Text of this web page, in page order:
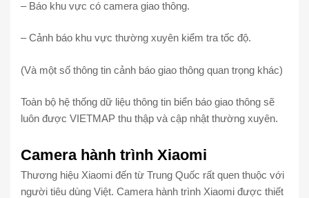
– Báo khu vực có camera giao thông.
– Cảnh báo khu vực thường xuyên kiểm tra tốc độ.
(Và một số thông tin cảnh báo giao thông quan trọng khác)
Toàn bộ hệ thống dữ liệu thông tin biển báo giao thông sẽ
luôn được VIETMAP thu thập và cập nhật thường xuyên.
Camera hành trình Xiaomi
Thương hiệu Xiaomi đến từ Trung Quốc rất quen thuộc với
người tiêu dùng Việt. Camera hành trình Xiaomi được thiết